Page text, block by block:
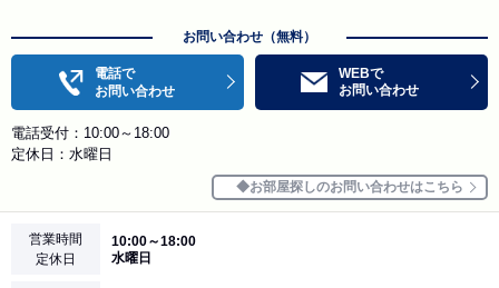
お問い合わせ（無料）
電話で
お問い合わせ
WEBで
お問い合わせ
電話受付：10:00～18:00
定休日：水曜日
お部屋探しのお問い合わせはこちら
営業時間
定休日
10:00～18:00
水曜日